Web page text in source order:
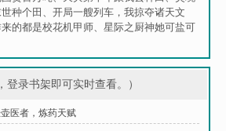
种个田 、 开局一艘列车，我掠夺诸天文
的都是校花机甲师、 星际之厨神她可盐可
录书架即可实时查看。）
医者，炼药天赋